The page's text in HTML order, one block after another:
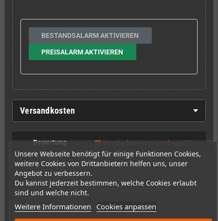
Unsere Webseite benötigt für einige Funktionen Cookies,
weitere Cookies von Drittanbietern helfen uns, unser
Angebot zu verbessern.
Du kannst jederzeit bestimmen, welche Cookies erlaubt
sind und welche nicht.
Weitere Informationen Cookies anpassen
BESTANDSALARM AKTIVIEREN
PREISALARM AKTIVIEREN
Versandkosten
Bewertung chat Kundenbewertungen lesen (1)
edit Produkt bewerten
5